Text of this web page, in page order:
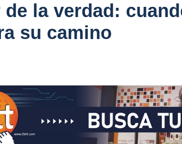
de la verdad:
su camino